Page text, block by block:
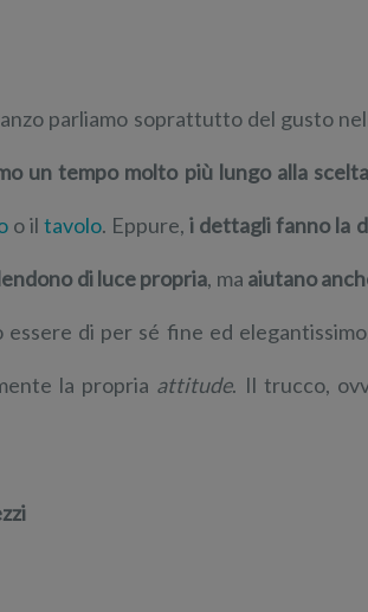
parliamo soprattutto del gusto
un tempo molto più lungo alla
o il tavolo. Eppure,i dettagli fanno la
di luce propria, ma aiutano
di per sé fine ed
la propria attitude. Il trucco,